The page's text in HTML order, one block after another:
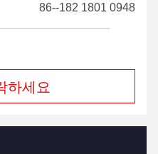
86--182 1801 0948
하세요